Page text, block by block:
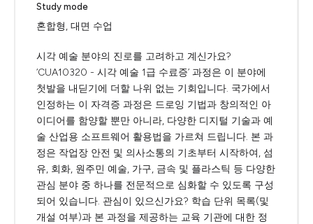
Study mode
혼합형, 대면 수업
시각 예술 분야의 진로를 고려하고 계신가요?
‘CUA10320 - 시각 예술 1급 수료증’ 과정은 이 분야에
첫발을 내딛기에 더할 나위 없는 기회입니다. 국가에서
인정하는 이 자격증 과정은 드로잉 기법과 창의적인 아
이디어를 함양할 뿐만 아니라, 다양한 디지털 기술과 예
술 산업용 소프트웨어 활용법을 가르쳐 드립니다. 본 과
정은 작업장 안전 및 의사소통의 기초부터 시작하여, 섬
유, 회화, 원주민 예술, 가구, 금속 및 플라스틱 등 다양한
관심 분야 중 하나를 전문적으로 심화할 수 있도록 구성
되어 있습니다. 관심이 있으신가요? 학습 단위 목록(및
개설 여부)과 본 과정을 제공하는 교육 기관에 대한 정